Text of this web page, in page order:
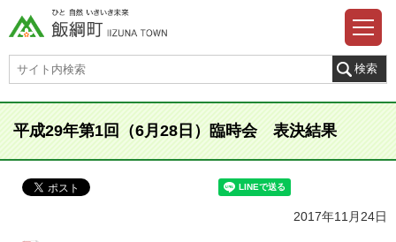
平成29年第1回（6月28日）臨時会 表決結果
2017年11月24日